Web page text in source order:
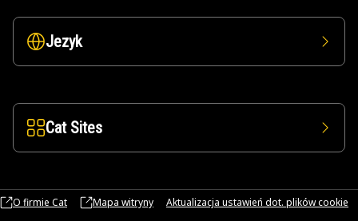
Jezyk
Cat Sites
O firmie Cat Mapa witryny Aktualizacja ustawień dot. plików cookie